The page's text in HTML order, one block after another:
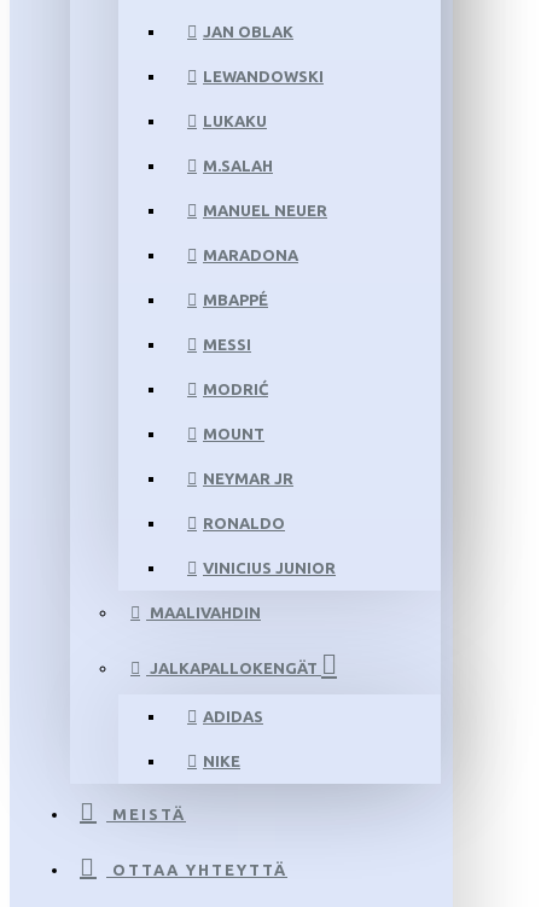
JAN OBLAK
LEWANDOWSKI
LUKAKU
M.SALAH
MANUEL NEUER
MARADONA
MBAPPÉ
MESSI
MODRIĆ
MOUNT
NEYMAR JR
RONALDO
VINICIUS JUNIOR
MAALIVAHDIN
JALKAPALLOKENGÄT
ADIDAS
NIKE
MEISTÄ
OTTAA YHTEYTTÄ